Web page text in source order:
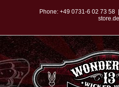
springen
Phone: +49 0731-6 02 73 58
store.de